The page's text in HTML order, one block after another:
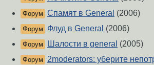
Форум Спамят в General (2006)
Форум Флуд в General (2006)
Форум Шалости в general (2005)
Форум
2moderators: уберите